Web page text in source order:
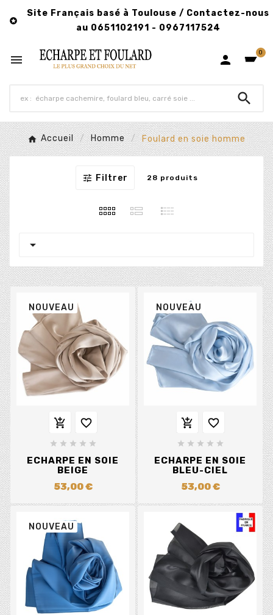

Site Français basé à Toulouse / Contactez-nous
au 0651102191 - 0967117524
  0

Accueil Homme Foulard en soie homme
 Filtrer 28 produits

NOUVEAU
 
    
ECHARPE EN SOIE
BEIGE
53,00 €
NOUVEAU
 
    
ECHARPE EN SOIE
BLEU-CIEL
53,00 €
NOUVEAU